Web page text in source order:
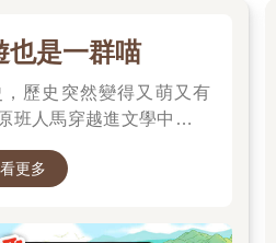
也是一群喵
歷史突然變得又萌又有
班人馬穿越進文學中，開
看更多